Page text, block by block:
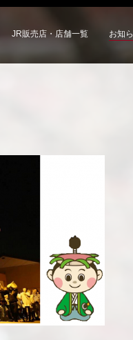
JR販売店・店舗一覧 お知